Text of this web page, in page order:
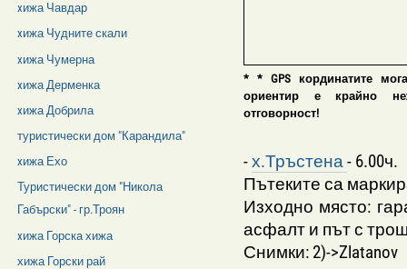
* * GPS кординатите
ориентир е крайно
отговорност!
-х.Тръстена- 6.00ч.
Пътеките са
Изходно място:
асфалт и път с
Снимки: 2)->Zlatanov
xижа Чавдар
xижа Чудните скали
xижа Чумерна
xижа Дерменка
xижа Добрила
туристически дом "Карандила"
xижа Ехо
Туристически дом "Никола
Габърски" - гр.Троян
xижа Горска хижа
хижа Горски рай